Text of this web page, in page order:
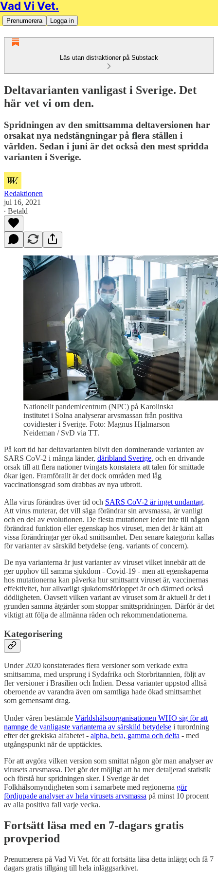
Vad Vi Vet.
Prenumerera Logga in
Läs utan distraktioner på Substack
Deltavarianten vanligast i Sverige. Det
här vet vi om den.
Spridningen av den smittsamma deltaversionen har
orsakat nya nedstängningar på flera ställen i
världen. Sedan i juni är det också den mest spridda
varianten i Sverige.
Redaktionen
jul 16, 2021
∙ Betald
Nationellt pandemicentrum (NPC) på Karolinska
institutet i Solna analyserar arvsmassan från positiva
covidtester i Sverige. Foto: Magnus Hjalmarson
Neideman / SvD via TT.
På kort tid har deltavarianten blivit den dominerande varianten av
SARS CoV-2 i många länder, däribland Sverige, och en drivande
orsak till att flera nationer tvingats konstatera att talen för smittade
ökar igen. Framförallt är det dock områden med låg
vaccinationsgrad som drabbas av nya utbrott.
Alla virus förändras över tid och SARS CoV-2 är inget undantag.
Att virus muterar, det vill säga förändrar sin arvsmassa, är vanligt
och en del av evolutionen. De flesta mutationer leder inte till någon
förändrad funktion eller egenskap hos viruset, men det är känt att
vissa förändringar ger ökad smittsamhet. Den senare kategorin kallas
för varianter av särskild betydelse (eng. variants of concern).
De nya varianterna är just varianter av viruset vilket innebär att de
ger upphov till samma sjukdom - Covid-19 - men att egenskaperna
hos mutationerna kan påverka hur smittsamt viruset är, vaccinernas
effektivitet, hur allvarligt sjukdomsförloppet är och därmed också
dödligheten. Oavsett vilken variant av viruset som är aktuell är det i
grunden samma åtgärder som stoppar smittspridningen. Därför är det
viktigt att följa de allmänna råden och rekommendationerna.
Kategorisering
Under 2020 konstaterades flera versioner som verkade extra
smittsamma, med ursprung i Sydafrika och Storbritannien, följt av
fler versioner i Brasilien och Indien. Dessa varianter uppstod alltså
oberoende av varandra även om samtliga hade ökad smittsamhet
som gemensamt drag.
Under våren bestämde Världshälsoorganisationen WHO sig för att
namnge de vanligaste varianterna av särskild betydelse i turordning
efter det grekiska alfabetet - alpha, beta, gamma och delta - med
utgångspunkt när de upptäcktes.
För att avgöra vilken version som smittat någon gör man analyser av
virusets arvsmassa. Det gör det möjligt att ha mer detaljerad statistik
och förstå hur spridningen sker. I Sverige är det
Folkhälsomyndigheten som i samarbete med regionerna gör
fördjupade analyser av hela virusets arvsmassa på minst 10 procent
av alla positiva fall varje vecka.
Fortsätt läsa med en 7-dagars gratis
provperiod
Prenumerera på Vad Vi Vet. för att fortsätta läsa detta inlägg och få 7
dagars gratis tillgång till hela inläggsarkivet.